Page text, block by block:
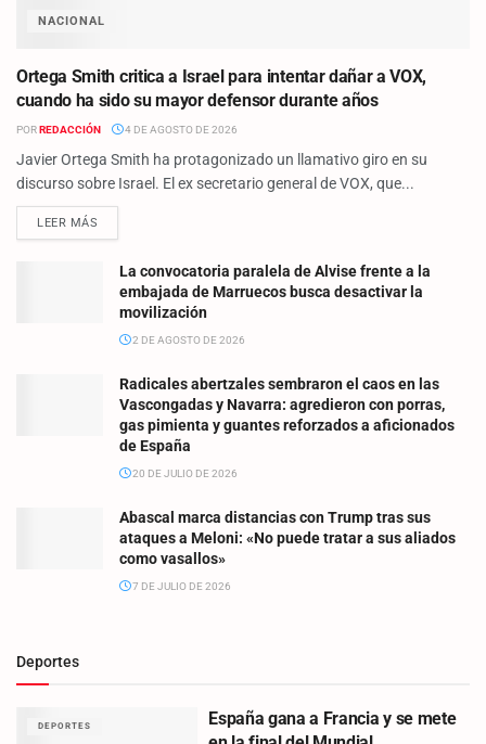
NACIONAL
Ortega Smith critica a Israel para intentar dañar a VOX,
cuando ha sido su mayor defensor durante años
PORREDACCIÓN 4 DE AGOSTO DE 2026
Javier Ortega Smith ha protagonizado un llamativo giro en su
discurso sobre Israel. El ex secretario general de VOX, que...
LEER MÁS
La convocatoria paralela de Alvise frente a la
embajada de Marruecos busca desactivar la
movilización
2 DE AGOSTO DE 2026
Radicales abertzales sembraron el caos en las
Vascongadas y Navarra: agredieron con porras,
gas pimienta y guantes reforzados a aficionados
de España
20 DE JULIO DE 2026
Abascal marca distancias con Trump tras sus
ataques a Meloni: «No puede tratar a sus aliados
como vasallos»
7 DE JULIO DE 2026
Deportes
DEPORTES
España gana a Francia y se mete